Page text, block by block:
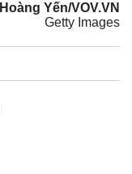
Hoàng Yến/VOV.VN
Getty Images